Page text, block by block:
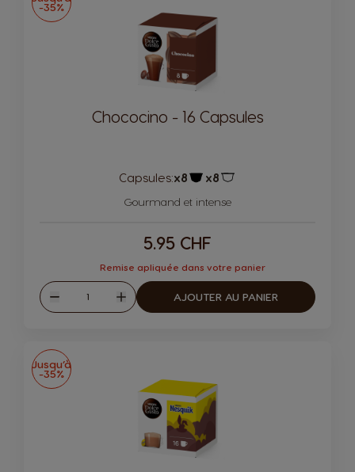
-35%
Chococino - 16 Capsules
Capsules:x8 x8
Gourmand et intense
5.95 CHF
Remise apliquée dans votre panier
Diminuer
Quantité
Augmenter
AJOUTER AU PANIER
Jusqu’à
-35%